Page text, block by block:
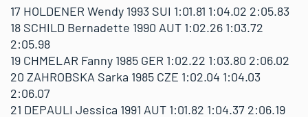
17 HOLDENER Wendy 1993 SUI 1:01.81 1:04.02 2:05.83
18 SCHILD Bernadette 1990 AUT 1:02.26 1:03.72
2:05.98
19 CHMELAR Fanny 1985 GER 1:02.22 1:03.80 2:06.02
20 ZAHROBSKA Sarka 1985 CZE 1:02.04 1:04.03
2:06.07
21 DEPAULI Jessica 1991 AUT 1:01.82 1:04.37 2:06.19